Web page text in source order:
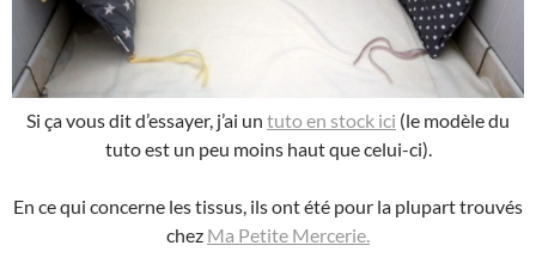
Si ça vous dit d’essayer, j’ai un tuto en stock ici (le modèle du
tuto est un peu moins haut que celui-ci).
En ce qui concerne les tissus, ils ont été pour la plupart trouvés
chez Ma Petite Mercerie.